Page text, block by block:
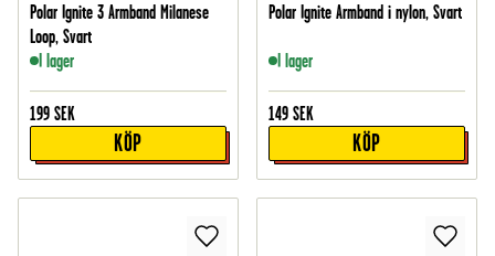
Polar Ignite 3 Armband Milanese
Loop, Svart
I lager
199 SEK
KÖP
Polar Ignite Armband i nylon, Svart
I lager
149 SEK
KÖP